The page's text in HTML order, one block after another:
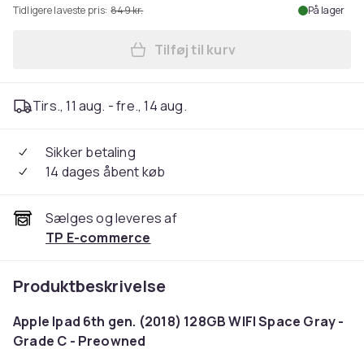
Tidligere laveste pris: 849 kr. På lager
Læg Preowned Apple Ipad
Tilføj til kurv
Tirs., 11 aug. - fre., 14 aug.
Sikker betaling
14 dages åbent køb
Sælges og leveres af
TP E-commerce
Produktbeskrivelse
Apple Ipad 6th gen. (2018) 128GB WIFI Space Gray -
Grade C - Preowned